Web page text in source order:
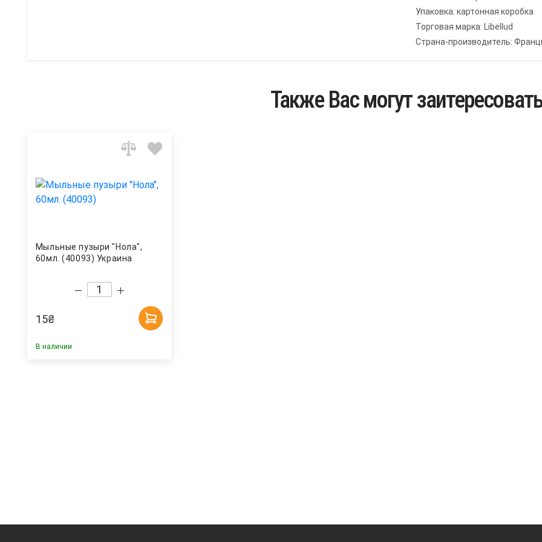
Упаковка: картонная коробка
Торговая марка: Libellud
Страна-производитель:
Также Вас могут заитересовать
Мыльные пузыри "Нола",
60мл. (40093) Украина
15₴
В наличии